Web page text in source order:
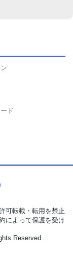
ド
可転載・転用を禁止
によって保護を受け
Reserved.